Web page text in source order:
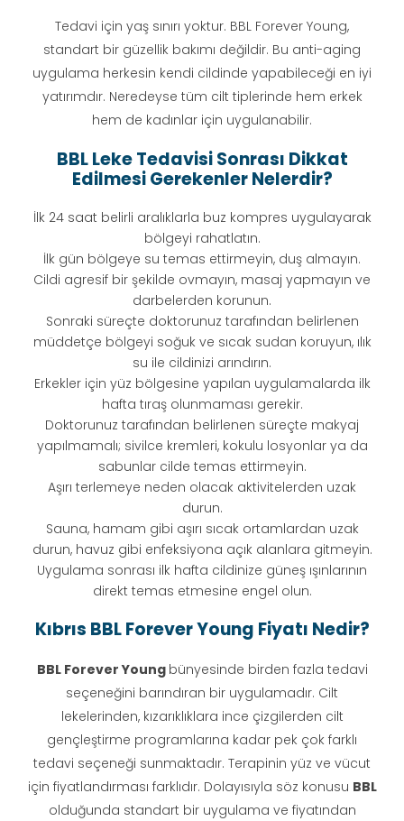
Tedavi için yaş sınırı yoktur. BBL Forever Young,
standart bir güzellik bakımı değildir. Bu anti-aging
uygulama herkesin kendi cildinde yapabileceği en iyi
yatırımdır. Neredeyse tüm cilt tiplerinde hem erkek
hem de kadınlar için uygulanabilir.
BBL Leke Tedavisi Sonrası Dikkat
Edilmesi Gerekenler Nelerdir?
İlk 24 saat belirli aralıklarla buz kompres uygulayarak
bölgeyi rahatlatın.
İlk gün bölgeye su temas ettirmeyin, duş almayın.
Cildi agresif bir şekilde ovmayın, masaj yapmayın ve
darbelerden korunun.
Sonraki süreçte doktorunuz tarafından belirlenen
müddetçe bölgeyi soğuk ve sıcak sudan koruyun, ılık
su ile cildinizi arındırın.
Erkekler için yüz bölgesine yapılan uygulamalarda ilk
hafta tıraş olunmaması gerekir.
Doktorunuz tarafından belirlenen süreçte makyaj
yapılmamalı; sivilce kremleri, kokulu losyonlar ya da
sabunlar cilde temas ettirmeyin.
Aşırı terlemeye neden olacak aktivitelerden uzak
durun.
Sauna, hamam gibi aşırı sıcak ortamlardan uzak
durun, havuz gibi enfeksiyona açık alanlara gitmeyin.
Uygulama sonrası ilk hafta cildinize güneş ışınlarının
direkt temas etmesine engel olun.
Kıbrıs BBL Forever Young Fiyatı Nedir?
BBLForever Young bünyesinde birden fazla tedavi
seçeneğini barındıran bir uygulamadır. Cilt
lekelerinden, kızarıklıklara ince çizgilerden cilt
gençleştirme programlarına kadar pek çok farklı
tedavi seçeneği sunmaktadır. Terapinin yüz ve vücut
için fiyatlandırması farklıdır. Dolayısıyla söz konusu BBL
olduğunda standart bir uygulama ve fiyatından